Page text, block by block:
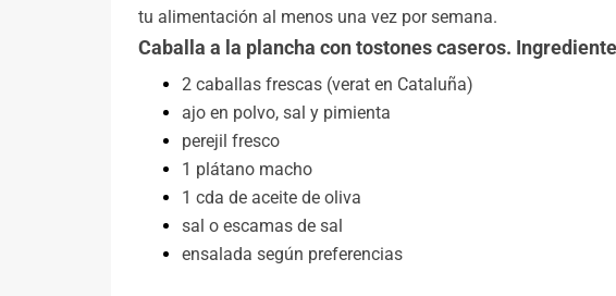
tu alimentación al menos una vez por semana.
Caballa a la plancha con tostones caseros.
2 caballas frescas (verat en Cataluña)
ajo en polvo, sal y pimienta
perejil fresco
1 plátano macho
1 cda de aceite de oliva
sal o escamas de sal
ensalada según preferencias